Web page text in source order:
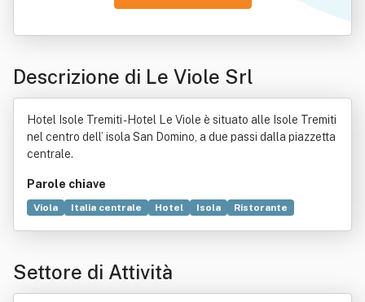
Descrizione di Le Viole Srl
Hotel Isole Tremiti - Hotel Le Viole è situato alle Isole Tremiti
nel centro dell’ isola San Domino, a due passi dalla piazzetta
centrale.
Parole chiave
Viola Italia centrale Hotel Isola
Ristorante
Bene immobile
Campeggio
Settore di Attività